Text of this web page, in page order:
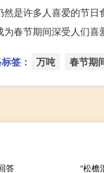
是许多人喜爱的节
春节期间深受人们喜
签： 万吨 春节期
答
“松檐